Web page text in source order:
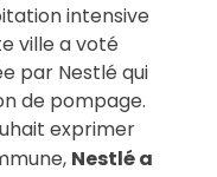
intensive
ville a voté
par Nestlé qui
de pompage.
exprimer
Nestlé a